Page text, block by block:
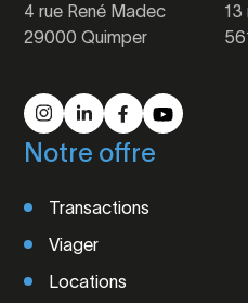
4 rue René Madec
29000 Quimper
13
Notre offre
Transactions
Viager
Locations